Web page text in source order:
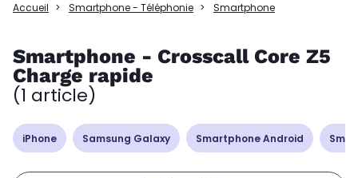
Accéder directement au chatbot
Accueil Smartphone - Téléphonie Smartphone
Smartphone - Crosscall Core Z5
Charge rapide
(1 article)
iPhone Samsung Galaxy Smartphone Android